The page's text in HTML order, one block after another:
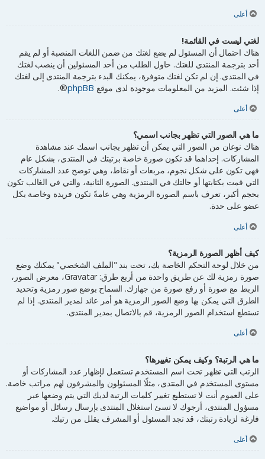
أعلى
لغتي ليست في القائمة!
هناك احتمال أن المسئول لم يضع لغتك من ضمن اللغات المنصبة أو لم يقم
أحد بترجمة المنتدى للغتك. حاول الطلب من أحد المسئولين أن ينصب لغتك
في المنتدى. إن لم تكن لغتك متوفرة، يمكنك البدء بترجمة المنتدى إلى لغتك
إذا شئت. المزيد من المعلومات موجودة لدى موقع phpBB
®.
أعلى
ما هي الصور التي تظهر بجانب اسمي؟
هناك نوعان من الصور التي يمكن أن تظهر بجانب اسمك عند مشاهدة
المشاركات. إحداهما قد تكون صورة خاصة برتبتك في المنتدى، بشكل عام
فهي تكون على شكل نجوم، مربعات أو نقاط، وهي توضح عدد المشاركات
التي قمت بكتابتها أو حالتك في المنتدى. الصورة الثانية، والتي في الغالب تكون
بحجم أكبر، تعرف باسم الصورة الرمزية وهي عامةً تكون فريدة وخاصة بكل
عضو على حدة.
أعلى
كيف أظهر الصورة الرمزية؟
من خلال لوحة التحكم الخاصة بك، تحت بند "الملف الشخصي" يمكنك وضع
صورة رمزية لك عن طريق واحدة من أربع طرق: Gravatar، معرض الصور،
الربط مع صورة أو رفع صورة من جهازك. السماح بوضع صور رمزية وتحديد
الطرق التي يمكن بها وضع الصور الرمزية هو أمر عائد لمدير المنتدى. إذا لم
تستطع استخدام الصور الرمزية، قم بالاتصال بمدير المنتدى.
أعلى
ما هي الرتبة؟ وكيف يمكن تغييرها؟
الرتب التي تظهر تحت اسم المستخدم تستعمل لإظهار عدد المشاركات أو
مستوى المستخدم في المنتدى، مثلًا المسئولون والمشرفون لهم مراتب خاصة.
على العموم أنت لا تستطيع تغيير كلمات الرتبة لديك التي يتم وضعها عبر
مسؤول المنتدى، أرجوك لا تسئ استغلال المنتدى بإرسال رسائل أو مواضيع
فارغة لزيادة رتبتك، قد تجد المسئول أو المشرف يقلل من رتبك.
أعلى